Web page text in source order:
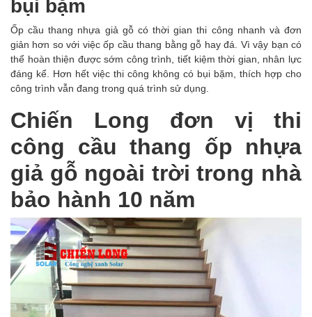
bụi bặm
Ốp cầu thang nhựa giả gỗ có thời gian thi công nhanh và đơn
giản hơn so với việc ốp cầu thang bằng gỗ hay đá. Vì vậy bạn có
thể hoàn thiện được sớm công trình, tiết kiệm thời gian, nhân lực
đáng kể. Hơn hết việc thi công không có bụi bặm, thích hợp cho
công trình vẫn đang trong quá trình sử dụng.
Chiến Long đơn vị thi
công cầu thang ốp nhựa
giả gỗ ngoài trời trong nhà
bảo hành 10 năm